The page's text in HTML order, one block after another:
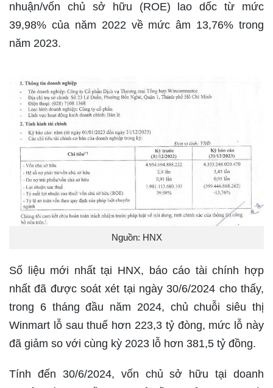
nhuận/vốn chủ sở hữu (ROE) lao dốc từ mức
39,98% của năm 2022 về mức âm 13,76% trong
năm 2023.
Nguồn: HNX
Số liệu mới nhất tại HNX, báo cáo tài chính hợp
nhất đã được soát xét tại ngày 30/6/2024 cho thấy,
trong 6 tháng đầu năm 2024, chủ chuỗi siêu thị
Winmart lỗ sau thuế hơn 223,3 tỷ đòng, mức lỗ này
đã giảm so với cùng kỳ 2023 lỗ hơn 381,5 tỷ đồng.
Tính đến 30/6/2024, vốn chủ sở hữu tại doanh